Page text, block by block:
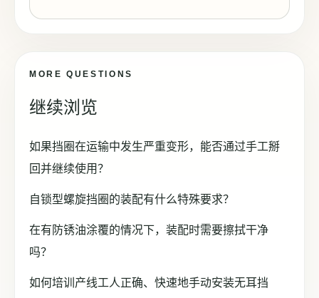
MORE QUESTIONS
继续浏览
如果挡圈在运输中发生严重变形，能否通过手工掰
回并继续使用？
自锁型螺旋挡圈的装配有什么特殊要求？
在有防锈油涂覆的情况下，装配时需要擦拭干净
吗？
如何培训产线工人正确、快速地手动安装无耳挡